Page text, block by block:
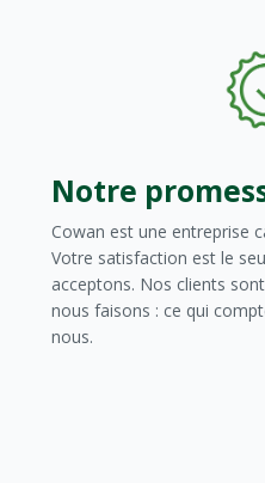
Notre
Cowan est une entreprise
Votre satisfaction est le
acceptons. Nos clients
nous faisons : ce qui
nous.